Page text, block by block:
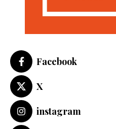
Facebook
X
instagram